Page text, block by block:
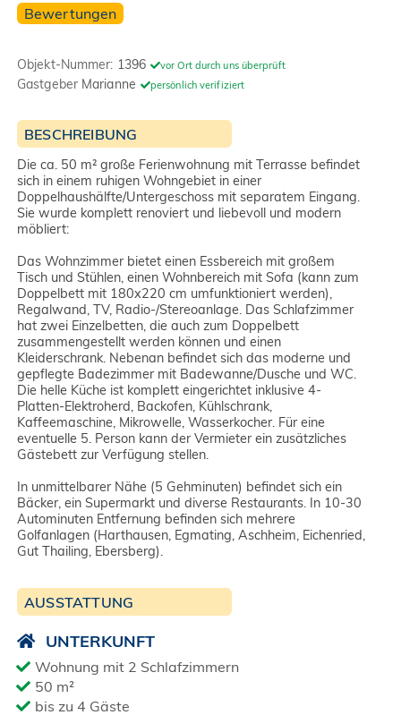
Bewertungen
Objekt-Nummer: 1396 vor Ort durch uns überprüft
Gastgeber Marianne persönlich verifiziert
BESCHREIBUNG
Die ca. 50 m² große Ferienwohnung mit Terrasse befindet
sich in einem ruhigen Wohngebiet in einer
Doppelhaushälfte/Untergeschoss mit separatem Eingang.
Sie wurde komplett renoviert und liebevoll und modern
möbliert:
Das Wohnzimmer bietet einen Essbereich mit großem
Tisch und Stühlen, einen Wohnbereich mit Sofa (kann zum
Doppelbett mit 180x220 cm umfunktioniert werden),
Regalwand, TV, Radio-/Stereoanlage. Das Schlafzimmer
hat zwei Einzelbetten, die auch zum Doppelbett
zusammengestellt werden können und einen
Kleiderschrank. Nebenan befindet sich das moderne und
gepflegte Badezimmer mit Badewanne/Dusche und WC.
Die helle Küche ist komplett eingerichtet inklusive 4-
Platten-Elektroherd, Backofen, Kühlschrank,
Kaffeemaschine, Mikrowelle, Wasserkocher. Für eine
eventuelle 5. Person kann der Vermieter ein zusätzliches
Gästebett zur Verfügung stellen.
In unmittelbarer Nähe (5 Gehminuten) befindet sich ein
Bäcker, ein Supermarkt und diverse Restaurants. In 10-30
Autominuten Entfernung befinden sich mehrere
Golfanlagen (Harthausen, Egmating, Aschheim, Eichenried,
Gut Thailing, Ebersberg).
AUSSTATTUNG
UNTERKUNFT
Wohnung mit 2 Schlafzimmern
50 m²
bis zu 4 Gäste